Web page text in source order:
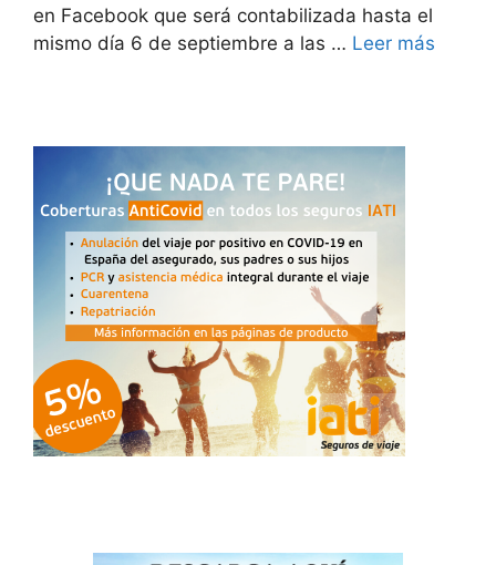
en Facebook que será contabilizada hasta el
mismo día 6 de septiembre a las … Leer más